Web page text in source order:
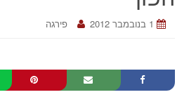
1 בנובמבר 2012 פירגה